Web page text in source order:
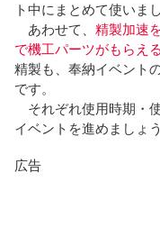
ト中にまとめて使いま
あわせて、 精製加速
で機工パーツがもらえ
精製も、奉納イベント
です。
それぞれ使用時期・
イベントを進めましょ
広告